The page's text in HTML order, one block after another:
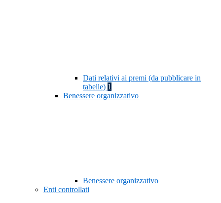
Dati relativi ai premi (da pubblicare in
tabelle) 1
Benessere organizzativo
Benessere organizzativo
Enti controllati